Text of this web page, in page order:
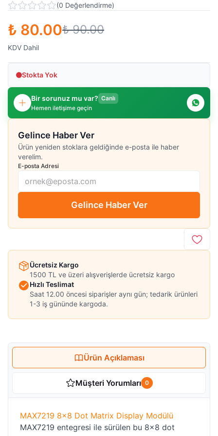
(0 Değerlendirme)
₺ 80.00₺ 90.00
KDV Dahil
Stokta Yok
Bir sorunuz mu var? Canlı
Hemen iletişime geçin
Gelince Haber Ver
Ürün yeniden stoklara geldiğinde e-posta ile haber
verelim.
E-posta Adresi
Gelince Haber Ver
Ücretsiz Kargo
1500 TL ve üzeri alışverişlerde ücretsiz kargo
Hızlı Teslimat
Saat 12.00 öncesi siparişler aynı gün; tedarik ürünleri
1-3 iş gününde kargoda.
Ürün Açıklaması
Müşteri Yorumları 0
MAX7219 8x8 Dot Matrix Display Modülü
MAX7219 entegresi ile sürülen bu 8x8 dot